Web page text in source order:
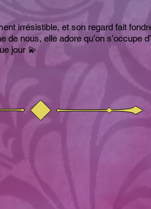
irrésistible, et son regard fait
nous, elle adore qu’on s’occupe
jour 💫